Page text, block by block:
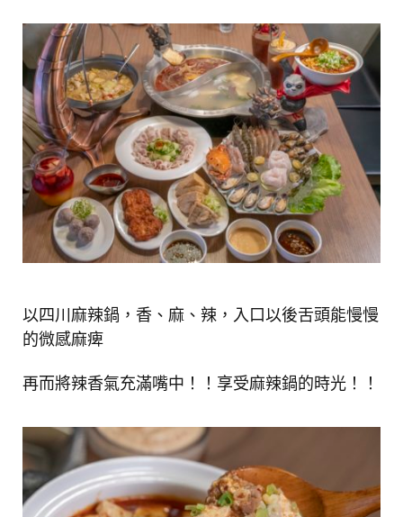
以四川麻辣鍋，香、麻、辣，入口以後舌頭能慢慢
的微感麻痺
再而將辣香氣充滿嘴中！！享受麻辣鍋的時光！！